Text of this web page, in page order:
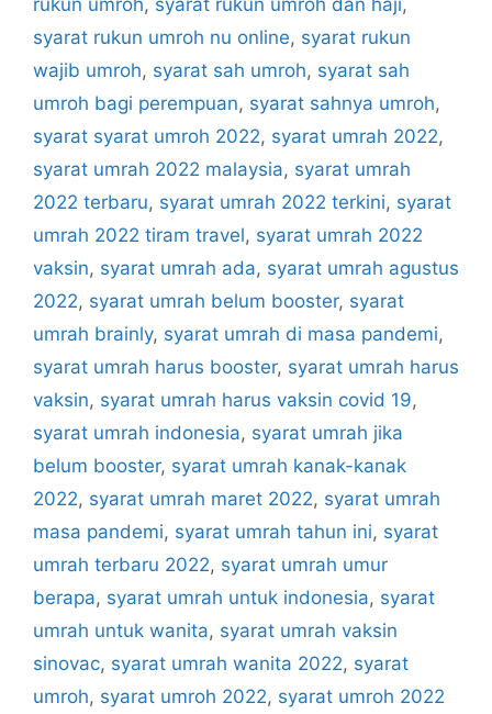
syarat rukun umroh nu online, syarat rukun
wajib umroh, syarat sah umroh, syarat sah
umroh bagi perempuan, syarat sahnya umroh,
syarat syarat umroh 2022, syarat umrah 2022,
syarat umrah 2022 malaysia, syarat umrah
2022 terbaru, syarat umrah 2022 terkini, syarat
umrah 2022 tiram travel, syarat umrah 2022
vaksin, syarat umrah ada, syarat umrah agustus
2022, syarat umrah belum booster, syarat
umrah brainly, syarat umrah di masa pandemi,
syarat umrah harus booster, syarat umrah harus
vaksin, syarat umrah harus vaksin covid 19,
syarat umrah indonesia, syarat umrah jika
belum booster, syarat umrah kanak-kanak
2022, syarat umrah maret 2022, syarat umrah
masa pandemi, syarat umrah tahun ini, syarat
umrah terbaru 2022, syarat umrah umur
berapa, syarat umrah untuk indonesia, syarat
umrah untuk wanita, syarat umrah vaksin
sinovac, syarat umrah wanita 2022, syarat
umroh, syarat umroh 2022, syarat umroh 2022